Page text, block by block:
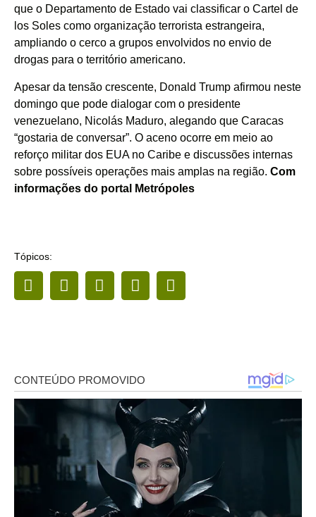
que o Departamento de Estado vai classificar o Cartel de
los Soles como organização terrorista estrangeira,
ampliando o cerco a grupos envolvidos no envio de
drogas para o território americano.
Apesar da tensão crescente, Donald Trump afirmou neste
domingo que pode dialogar com o presidente
venezuelano, Nicolás Maduro, alegando que Caracas
“gostaria de conversar”. O aceno ocorre em meio ao
reforço militar dos EUA no Caribe e discussões internas
sobre possíveis operações mais amplas na região. Com
informações do portal Metrópoles
Tópicos: